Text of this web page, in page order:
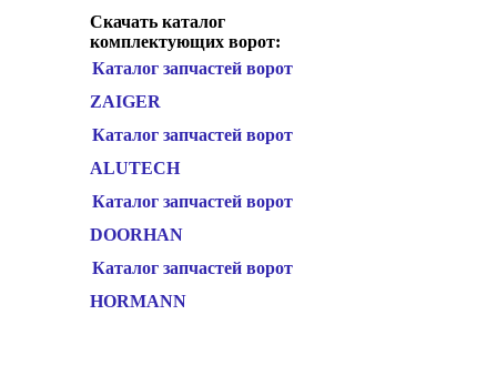
Скачать каталог
комплектующих ворот:
Каталог запчастей ворот
ZAIGER
Каталог запчастей ворот
ALUTECH
Каталог запчастей ворот
DOORHAN
Каталог запчастей ворот
HORMANN